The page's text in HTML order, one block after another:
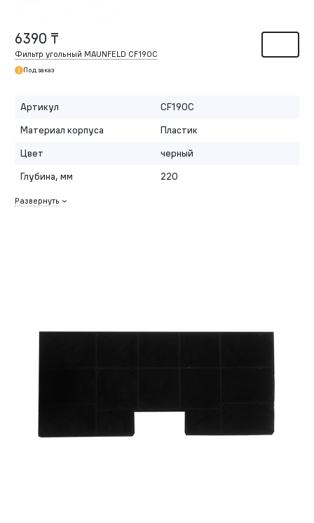
6390 ₸
Фильтр угольный MAUNFELD CF190C
Под заказ
Артикул
CF190C
Материал корпуса
Пластик
Цвет
черный
Глубина, мм
220
Развернуть